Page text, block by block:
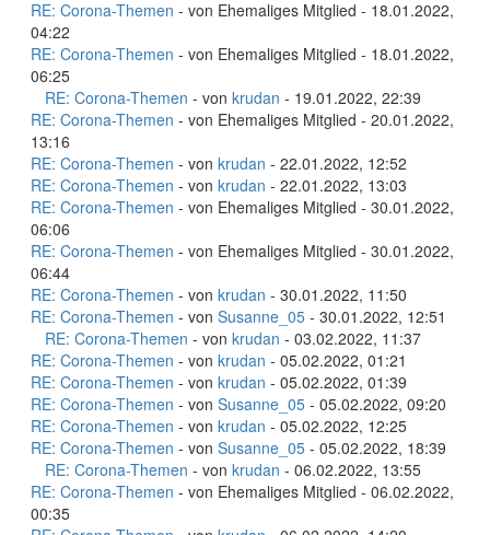
RE: Corona-Themen - von Ehemaliges Mitglied - 18.01.2022,
04:22
RE: Corona-Themen - von Ehemaliges Mitglied - 18.01.2022,
06:25
RE: Corona-Themen - von krudan - 19.01.2022, 22:39
RE: Corona-Themen - von Ehemaliges Mitglied - 20.01.2022,
13:16
RE: Corona-Themen - von krudan - 22.01.2022, 12:52
RE: Corona-Themen - von krudan - 22.01.2022, 13:03
RE: Corona-Themen - von Ehemaliges Mitglied - 30.01.2022,
06:06
RE: Corona-Themen - von Ehemaliges Mitglied - 30.01.2022,
06:44
RE: Corona-Themen - von krudan - 30.01.2022, 11:50
RE: Corona-Themen - von Susanne_05 - 30.01.2022, 12:51
RE: Corona-Themen - von krudan - 03.02.2022, 11:37
RE: Corona-Themen - von krudan - 05.02.2022, 01:21
RE: Corona-Themen - von krudan - 05.02.2022, 01:39
RE: Corona-Themen - von Susanne_05 - 05.02.2022, 09:20
RE: Corona-Themen - von krudan - 05.02.2022, 12:25
RE: Corona-Themen - von Susanne_05 - 05.02.2022, 18:39
RE: Corona-Themen - von krudan - 06.02.2022, 13:55
RE: Corona-Themen - von Ehemaliges Mitglied - 06.02.2022,
00:35